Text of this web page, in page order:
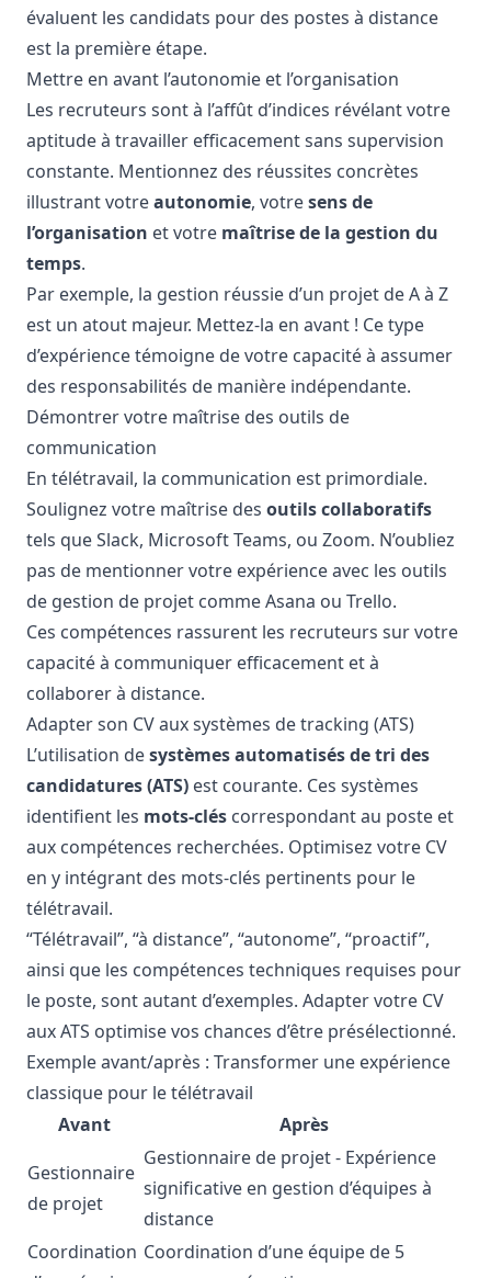
évaluent les candidats pour des postes à distance
est la première étape.
Mettre en avant l’autonomie et l’organisation
Les recruteurs sont à l’affût d’indices révélant votre
aptitude à travailler efficacement sans supervision
constante. Mentionnez des réussites concrètes
illustrant votreautonomie, votresens de
l’organisation et votre maîtrise de la gestion du
temps.
Par exemple, la gestion réussie d’un projet de A à Z
est un atout majeur. Mettez-la en avant ! Ce type
d’expérience témoigne de votre capacité à assumer
des responsabilités de manière indépendante.
Démontrer votre maîtrise des outils de
communication
En télétravail, la communication est primordiale.
Soulignez votre maîtrise des outils collaboratifs
tels queSlack, Microsoft Teams, ou Zoom. N’oubliez
pas de mentionner votre expérience avec les outils
de gestion de projet commeAsana ou Trello.
Ces compétences rassurent les recruteurs sur votre
capacité à communiquer efficacement et à
collaborer à distance.
Adapter son CV aux systèmes de tracking (ATS)
L’utilisation desystèmes automatisés de tri des
candidatures (ATS) est courante. Ces systèmes
identifient les mots-clés correspondant au poste et
aux compétences recherchées. Optimisez votre CV
en y intégrant des mots-clés pertinents pour le
télétravail.
“Télétravail”, “à distance”, “autonome”, “proactif”,
ainsi que les compétences techniques requises pour
le poste, sont autant d’exemples. Adapter votre CV
aux ATS optimise vos chances d’être présélectionné.
Exemple avant/après : Transformer une expérience
classique pour le télétravail
Avant
Après
Gestionnaire
de projet
Gestionnaire de projet - Expérience
significative en gestion d’équipes à
distance
Coordination Coordination d’une équipe de 5